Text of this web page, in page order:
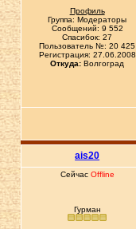
Профиль
Группа: Модераторы
Сообщений: 9 552
Спасибок: 27
Пользователь №: 20 425
Регистрация: 27.06.2008
Откуда: Волгоград
ais20
Сейчас Offline
Гурман